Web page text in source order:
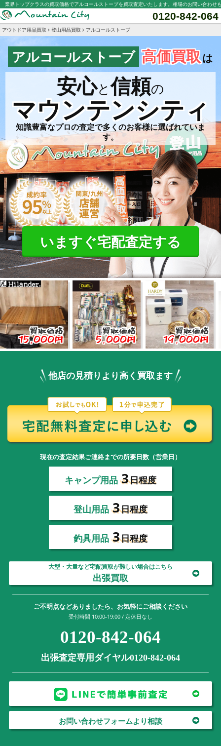
業界トップクラスの買取価格でアルコールストーブを買取査定いたします。相場のお問い合わせ
0120-842-064
アウトドア用品買取 登山用品買取 アルコールストーブ
アルコールストーブ 高価買取は
安心と信頼の
マウンテンシティ
知識豊富なプロの査定で多くのお客様に選ばれていま
す。
いますぐ宅配査定する
取価格
円
買取価格
5,000円
買取価格
19,000円
他店の見積りより高く買取ます
現在の査定結果ご連絡までの所要日数（営業日）
キャンプ用品 3日程度
登山用品 3日程度
釣具用品 3日程度
大型・大量など宅配買取が難しい場合はこちら
出張買取
ご不明点などありましたら、お気軽にご相談ください
受付時間 10:00-19:00 / 定休日なし
0120-842-064
出張査定専用ダイヤル0120-842-064
お問い合わせフォームより相談